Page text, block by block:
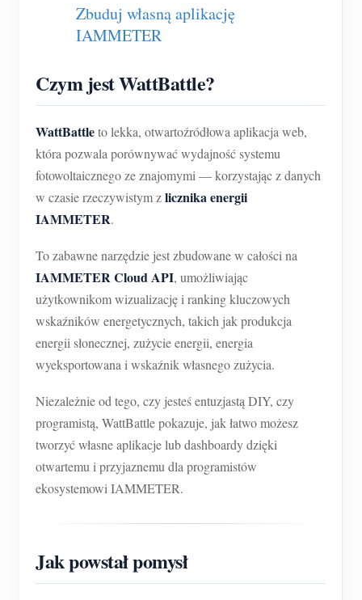
Ranking PV
Zbuduj własną aplikację
IAMMETER
Czym jest WattBattle?
WattBattleto lekka, otwartoźródłowa aplikacja web,
która pozwala porównywać wydajność systemu
fotowoltaicznego ze znajomymi — korzystając z danych
w czasie rzeczywistym zlicznika energii
IAMMETER.
To zabawne narzędzie jest zbudowane w całości na
IAMMETER Cloud API, umożliwiając
użytkownikom wizualizację i ranking kluczowych
wskaźników energetycznych, takich jak produkcja
energii słonecznej, zużycie energii, energia
wyeksportowana i wskaźnik własnego zużycia.
Niezależnie od tego, czy jesteś entuzjastą DIY, czy
programistą, WattBattle pokazuje, jak łatwo możesz
tworzyć własne aplikacje lub dashboardy dzięki
otwartemu i przyjaznemu dla programistów
ekosystemowi IAMMETER.
Jak powstał pomysł